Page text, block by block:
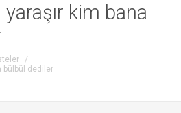
kim bana
/
bülbül dediler